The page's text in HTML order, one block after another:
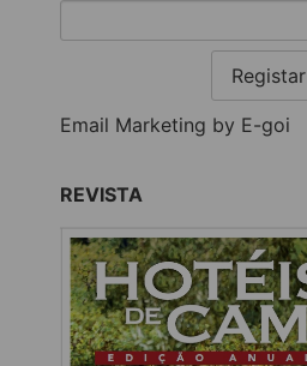
Registar
Email Marketing by E-goi
REVISTA